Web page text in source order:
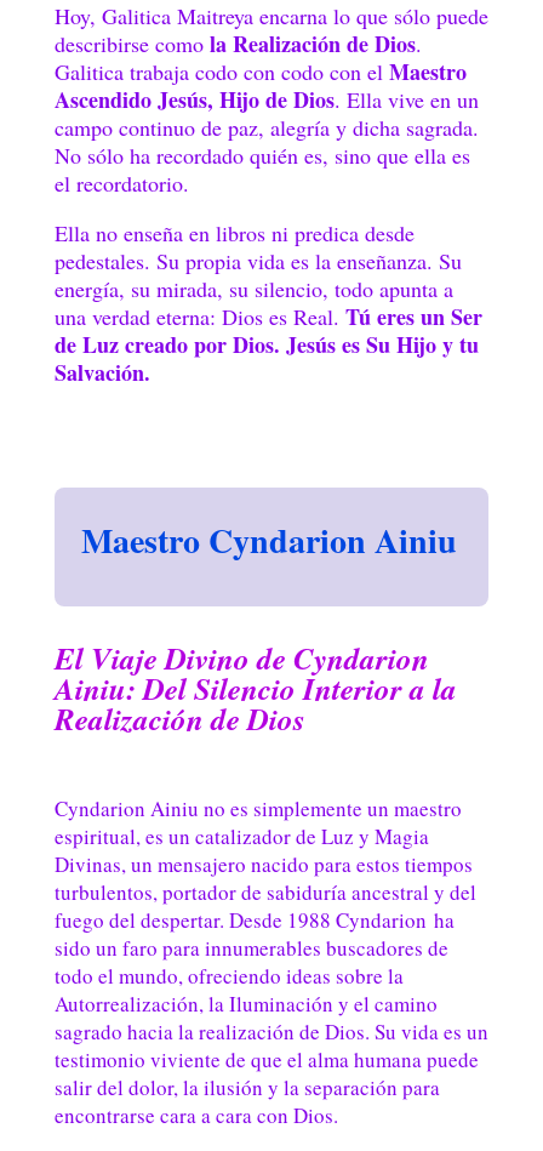
Hoy, Galitica Maitreya encarna lo que sólo puede
describirse como la Realización de Dios.
Galitica trabaja codo con codo con el Maestro
Ascendido Jesús, Hijo de Dios. Ella vive en un
campo continuo de paz, alegría y dicha sagrada.
No sólo ha recordado quién es, sino que ella es
el recordatorio.
Ella no enseña en libros ni predica desde
pedestales. Su propia vida es la enseñanza. Su
energía, su mirada, su silencio, todo apunta a
una verdad eterna: Dios es Real. Tú eres un Ser
de Luz creado por Dios. Jesús es Su Hijo y tu
Salvación.
Maestro Cyndarion Ainiu
El Viaje Divino de Cyndarion
Ainiu: Del Silencio Interior a la
Realización de Dios
Cyndarion Ainiu no es simplemente un maestro
espiritual, es un catalizador de Luz y Magia
Divinas, un mensajero nacido para estos tiempos
turbulentos, portador de sabiduría ancestral y del
fuego del despertar. Desde 1988 Cyndarion ha
sido un faro para innumerables buscadores de
todo el mundo, ofreciendo ideas sobre la
Autorrealización, la Iluminación y el camino
sagrado hacia la realización de Dios. Su vida es un
testimonio viviente de que el alma humana puede
salir del dolor, la ilusión y la separación para
encontrarse cara a cara con Dios.